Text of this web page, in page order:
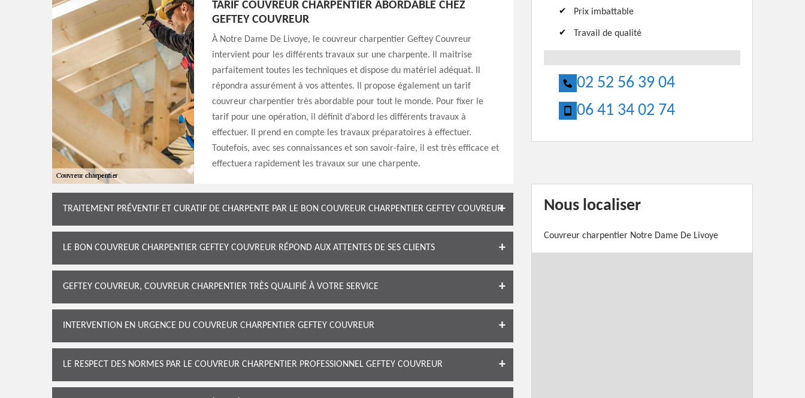
TARIF COUVREUR CHARPENTIER ABORDABLE CHEZ
GEFTEY COUVREUR
À Notre Dame De Livoye, le couvreur charpentier Geftey Couvreur
intervient pour les différents travaux sur une charpente. Il maitrise
parfaitement toutes les techniques et dispose du matériel adéquat. Il
répondra assurément à vos attentes. Il propose également un tarif
couvreur charpentier très abordable pour tout le monde. Pour fixer le
tarif pour une opération, il définit d’abord les différents travaux à
effectuer. Il prend en compte les travaux préparatoires à effectuer.
Toutefois, avec ses connaissances et son savoir-faire, il est très efficace et
effectuera rapidement les travaux sur une charpente.
TRAITEMENT PRÉVENTIF ET CURATIF DE CHARPENTE PAR LE BON COUVREUR CHARPENTIER GEFTEY COUVREUR
LE BON COUVREUR CHARPENTIER GEFTEY COUVREUR RÉPOND AUX ATTENTES DE SES CLIENTS
GEFTEY COUVREUR, COUVREUR CHARPENTIER TRÈS QUALIFIÉ À VOTRE SERVICE
INTERVENTION EN URGENCE DU COUVREUR CHARPENTIER GEFTEY COUVREUR
LE RESPECT DES NORMES PAR LE COUVREUR CHARPENTIER PROFESSIONNEL GEFTEY COUVREUR
Prix imbattable
Travail de qualité
02 52 56 39 04
06 41 34 02 74
Nous localiser
Couvreur charpentier Notre Dame De Livoye